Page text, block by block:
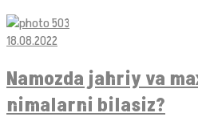
18.08.2022
Namozda jahriy va
nimalarni bilasiz?